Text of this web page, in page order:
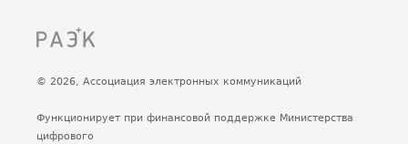
© 2026, Ассоциация электронных коммуникаций
Функционирует при финансовой поддержке Министерства
цифрового